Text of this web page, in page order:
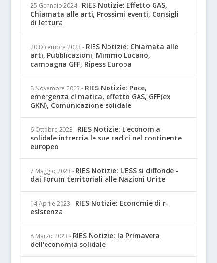
25 Gennaio 2024 - RIES Notizie: Effetto GAS,
Chiamata alle arti, Prossimi eventi, Consigli
di lettura
20 Dicembre 2023 - RIES Notizie: Chiamata alle
arti, Pubblicazioni, Mimmo Lucano,
campagna GFF, Ripess Europa
8 Novembre 2023 - RIES Notizie: Pace,
emergenza climatica, effetto GAS, GFF(ex
GKN), Comunicazione solidale
6 Ottobre 2023 - RIES Notizie: L'economia
solidale intreccia le sue radici nel continente
europeo
7 Maggio 2023 - RIES Notizie: L'ESS si diffonde -
dai Forum territoriali alle Nazioni Unite
14 Aprile 2023 - RIES Notizie: Economie di r-
esistenza
8 Marzo 2023 - RIES Notizie: la Primavera
dell'economia solidale